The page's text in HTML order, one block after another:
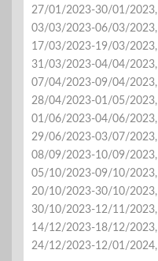
27/01/2023-30/01/2023,
03/03/2023-06/03/2023,
17/03/2023-19/03/2023,
31/03/2023-04/04/2023,
07/04/2023-09/04/2023,
28/04/2023-01/05/2023,
01/06/2023-04/06/2023,
29/06/2023-03/07/2023,
08/09/2023-10/09/2023,
05/10/2023-09/10/2023,
20/10/2023-30/10/2023,
30/10/2023-12/11/2023,
14/12/2023-18/12/2023,
24/12/2023-12/01/2024,